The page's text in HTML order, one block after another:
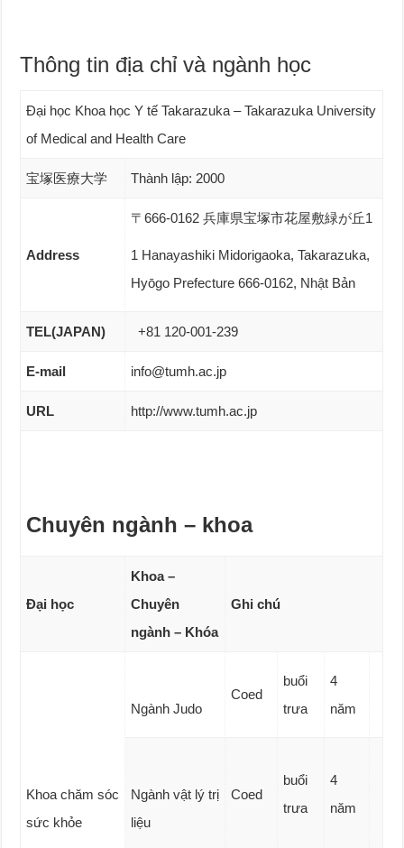
Thông tin địa chỉ và ngành học
Đại học Khoa học Y tế Takarazuka – Takarazuka University
of Medical and Health Care
宝塚医療大学 Thành lập: 2000
Address
〒666-0162 兵庫県宝塚市花屋敷緑が丘1
1 Hanayashiki Midorigaoka, Takarazuka,
Hyōgo Prefecture 666-0162, Nhật Bản
TEL(JAPAN) +81 120-001-239
E-mail info@tumh.ac.jp
URL http://www.tumh.ac.jp
Chuyên ngành – khoa
Đại học
Khoa –
Chuyên
ngành – Khóa
Ghi chú
Khoa chăm sóc
sức khỏe
Ngành Judo
Coed
buổi
trưa
4
năm
Ngành vật lý trị
liệu
Coed
buổi
trưa
4
năm